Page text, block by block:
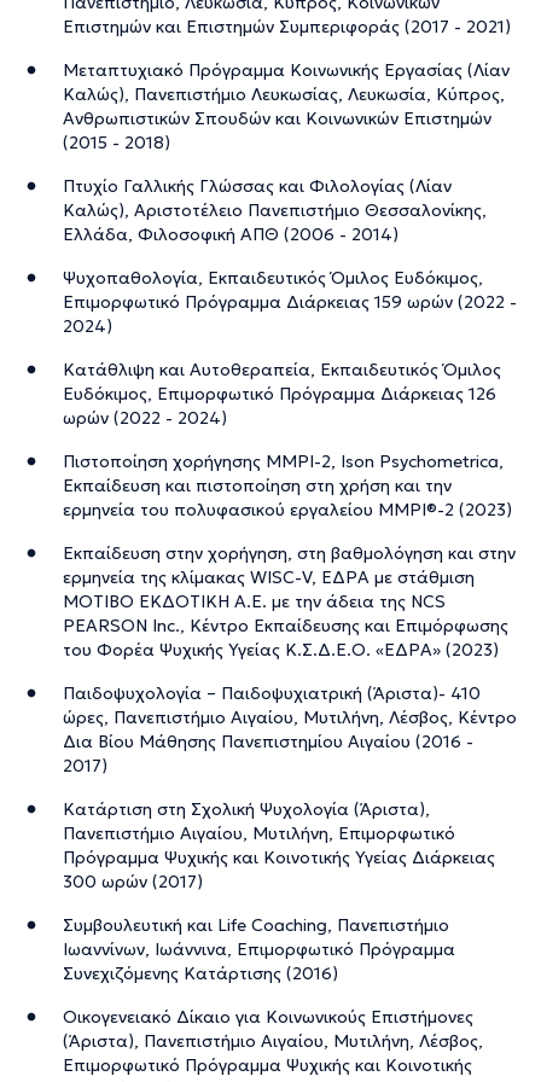
and Management, Συμβουλευτική και Life Coaching κ.α.
Ψυχοθεραπεία και Συμβουλευτική στο Κε.Σ.Με.Θ., ενώ
βρίσκεται σε εποπτεία και προσωπική θεραπεία για
ηθικούς λόγους.
Η προσωπική θεραπεία βοηθάει να αναγνωρίζει και να
διαχειρίζεται θέματα που μπορεί να επηρεάσουν την
επαγγελματική της συμπεριφορά, ενώ η εποπτεία την
στηρίζει στη λήψη ηθικών αποφάσεων και τη διασφάλιση
ποιοτικής θεραπείας.
εμπειρίες της ως νεαρή μητέρα την διαμόρφωσαν,
ενισχύοντας την ενσυναίσθησή της και τις δεξιότητές της
τη θεραπευτική της προσέγγιση. Ακόμη αποτελεί
σπουδάστρια της Peterson Academy, ένα καινοτόμο
εκπαιδευτικό πρόγραμμα που δημιουργήθηκε από τον
Dr.Jordan B. Peterson, ενός από τους πιο
αναγνωρισμένους κλινικούς ψυχολόγους της εποχής μας
και μία από τις πιο επιδραστικές προσωπικότητες του
21ου αιώνα.
Την περιγραφή επιμελείται η ομάδα του doctoranytime βασισμένη σε
Επιστημών και Επιστημών Συμπεριφοράς (2017 - 2021)
Μεταπτυχιακό Πρόγραμμα Κοινωνικής Εργασίας (Λίαν
Καλώς), Πανεπιστήμιο Λευκωσίας, Λευκωσία, Κύπρος,
Ανθρωπιστικών Σπουδών και Κοινωνικών Επιστημών
(2015 - 2018)
Πτυχίο Γαλλικής Γλώσσας και Φιλολογίας (Λίαν
Καλώς), Αριστοτέλειο Πανεπιστήμιο Θεσσαλονίκης,
Ελλάδα, Φιλοσοφική ΑΠΘ (2006 - 2014)
Ψυχοπαθολογία, Εκπαιδευτικός Όμιλος Ευδόκιμος,
Επιμορφωτικό Πρόγραμμα Διάρκειας 159 ωρών (2022 -
2024)
Κατάθλιψη και Αυτοθεραπεία, Εκπαιδευτικός Όμιλος
Ευδόκιμος, Επιμορφωτικό Πρόγραμμα Διάρκειας 126
ωρών (2022 - 2024)
Πιστοποίηση χορήγησης MMPI-2, Ison Psychometrica,
Εκπαίδευση και πιστοποίηση στη χρήση και την
ερμηνεία του πολυφασικού εργαλείου MMPI®-2 (2023)
Εκπαίδευση στην χορήγηση, στη βαθμολόγηση και στην
ερμηνεία της κλίμακας WISC-V, ΕΔΡΑ με στάθμιση
ΜΟΤΙΒΟ ΕΚΔΟΤΙΚΗ Α.Ε. με την άδεια της NCS
PEARSON Inc., Κέντρο Εκπαίδευσης και Επιμόρφωσης
του Φορέα Ψυχικής Υγείας Κ.Σ.Δ.Ε.Ο. «ΕΔΡΑ» (2023)
Παιδοψυχολογία – Παιδοψυχιατρική (Άριστα)- 410
ώρες, Πανεπιστήμιο Αιγαίου, Μυτιλήνη, Λέσβος, Κέντρο
Δια Βίου Μάθησης Πανεπιστημίου Αιγαίου (2016 -
2017)
Κατάρτιση στη Σχολική Ψυχολογία (Άριστα),
Πανεπιστήμιο Αιγαίου, Μυτιλήνη, Επιμορφωτικό
Πρόγραμμα Ψυχικής και Κοινοτικής Υγείας Διάρκειας
300 ωρών (2017)
Συμβουλευτική και Life Coaching, Πανεπιστήμιο
Ιωαννίνων, Ιωάννινα, Επιμορφωτικό Πρόγραμμα
Συνεχιζόμενης Κατάρτισης (2016)
Οικογενειακό Δίκαιο για Κοινωνικούς Επιστήμονες
(Άριστα), Πανεπιστήμιο Αιγαίου, Μυτιλήνη, Λέσβος,
Επιμορφωτικό Πρόγραμμα Ψυχικής και Κοινοτικής